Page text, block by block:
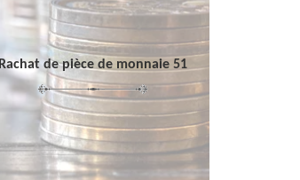
Rachat de pièce de monnaie 51